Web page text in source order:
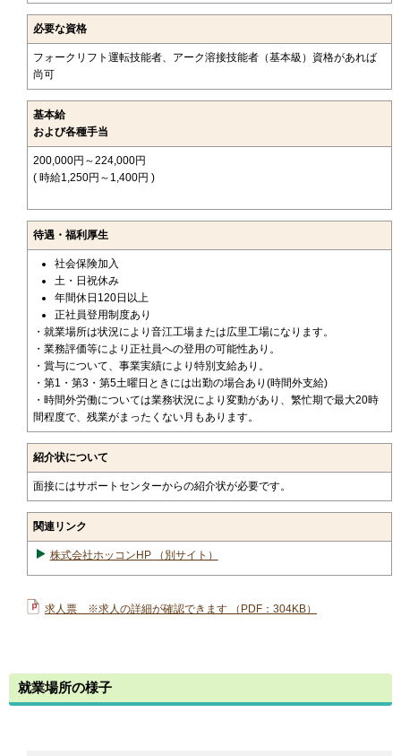
必要な資格
フォークリフト運転技能者、アーク溶接技能者（基本級）資格があれば
尚可
基本給
および各種手当
200,000円～224,000円
( 時給1,250円～1,400円 )
待遇・福利厚生
社会保険加入
土・日祝休み
年間休日120日以上
正社員登用制度あり
・就業場所は状況により音江工場または広里工場になります。
・業務評価等により正社員への登用の可能性あり。
・賞与について、事業実績により特別支給あり。
・第1・第3・第5土曜日ときには出勤の場合あり(時間外支給)
・時間外労働については業務状況により変動があり、繁忙期で最大20時
間程度で、残業がまったくない月もあります。
紹介状について
面接にはサポートセンターからの紹介状が必要です。
関連リンク
株式会社ホッコンHP （別サイト）
求人票 ※求人の詳細が確認できます （PDF：304KB）
就業場所の様子